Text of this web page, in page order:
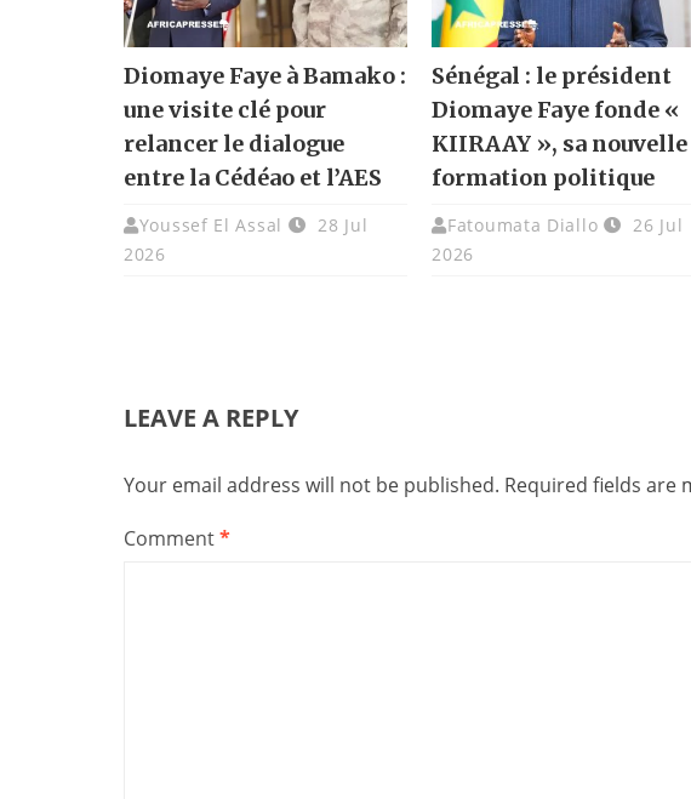
Diomaye Faye à Bamako :
une visite clé pour
relancer le dialogue
entre la Cédéao et l’AES
Youssef El Assal
28 Jul
2026
Sénégal : le président
Diomaye Faye fonde «
KIIRAAY », sa nouvelle
formation politique
Fatoumata Diallo
26 Jul
2026
LEAVE A REPLY
Your email address will not be published. Required fields are
Comment*